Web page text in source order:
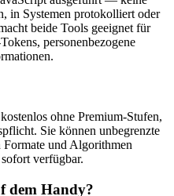
in Systemen protokolliert oder
beide Tools geeignet für
personenbezogene
ohne Premium-Stufen,
Sie können unbegrenzte
Formate und Algorithmen
verfügbar.
dem Handy?